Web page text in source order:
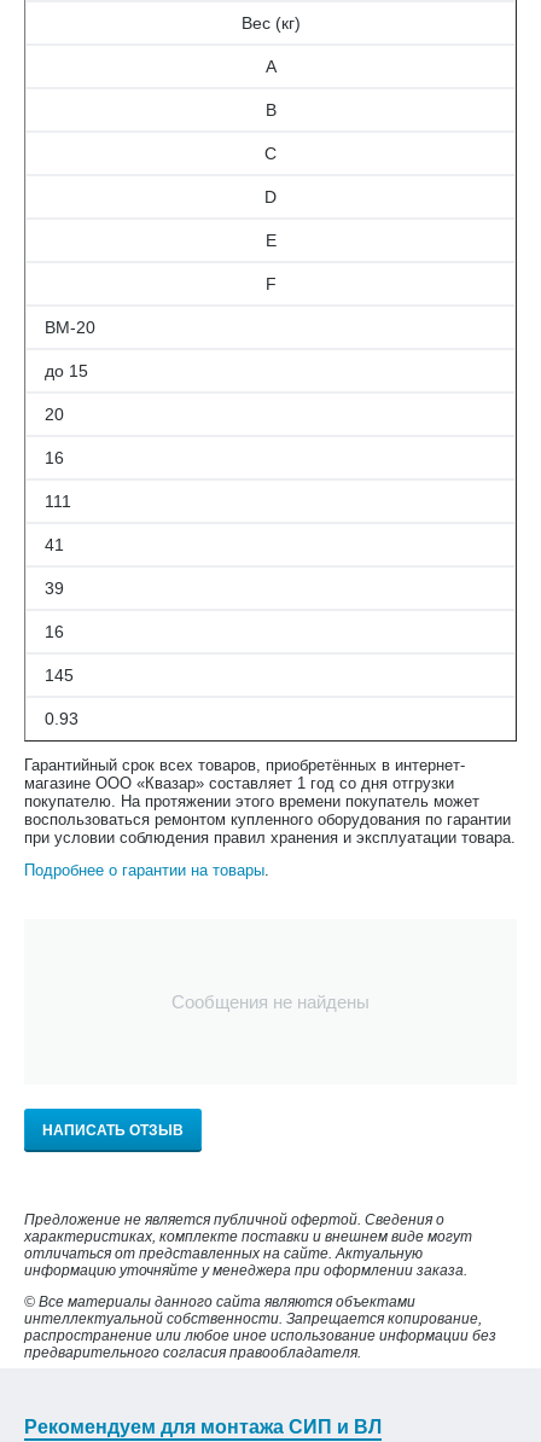
Вес (кг)
A
B
C
D
E
F
ВМ-20
до 15
20
16
111
41
39
16
145
0.93
Гарантийный срок всех товаров, приобретённых в интернет-
магазине ООО «Квазар» составляет 1 год со дня отгрузки
покупателю. На протяжении этого времени покупатель может
воспользоваться ремонтом купленного оборудования по гарантии
при условии соблюдения правил хранения и эксплуатации товара.
Подробнее о гарантии на товары
Сообщения не найдены
НАПИСАТЬ ОТЗЫВ
Предложение не является публичной офертой. Сведения о
характеристиках, комплекте поставки и внешнем виде могут
отличаться от представленных на сайте. Актуальную
информацию уточняйте у менеджера при оформлении заказа.
© Все материалы данного сайта являются объектами
интеллектуальной собственности. Запрещается копирование,
распространение или любое иное использование информации без
предварительного согласия правообладателя.
Рекомендуем для монтажа СИП и ВЛ